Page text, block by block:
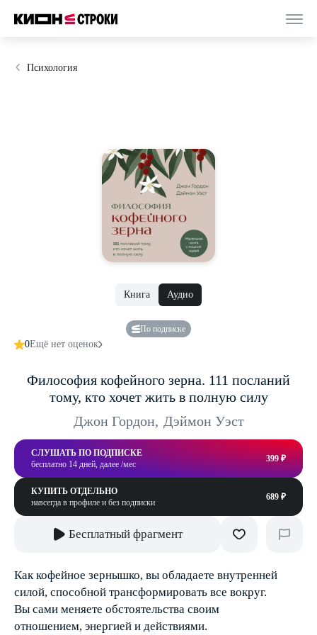
Психология
Книга Аудио
По подписке
0Ещё нет оценок
Философия кофейного зерна. 111 посланий
тому, кто хочет жить в полную силу
Джон Гордон, Дэймон Уэст
СЛУШАТЬ ПО ПОДПИСКЕ
бесплатно 14 дней, далее /мес
399 ₽
КУПИТЬ ОТДЕЛЬНО
навсегда в профиле и без подписки
689 ₽
Бесплатный фрагмент
Как кофейное зернышко, вы обладаете внутренней
силой, способной трансформировать все вокруг.
Вы сами меняете обстоятельства своим
отношением, энергией и действиями.